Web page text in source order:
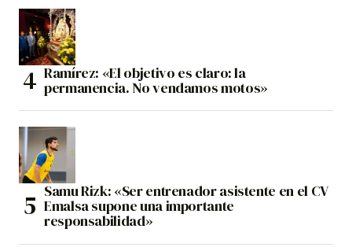
Ramírez: «El objetivo es claro: la
permanencia. No vendamos motos»
Samu Rizk: «Ser entrenador asistente en el CV
Emalsa supone una importante
responsabilidad»